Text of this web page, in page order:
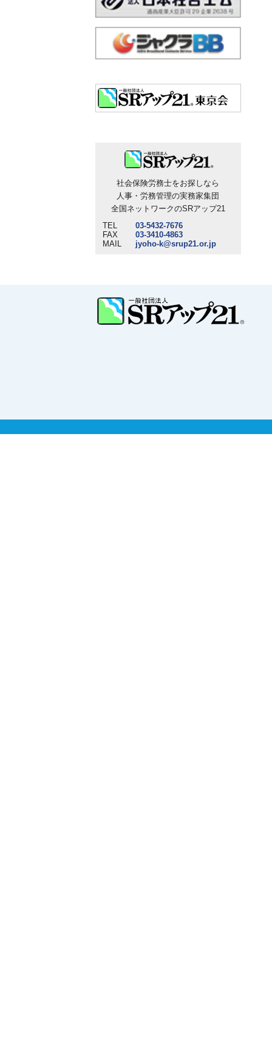
社会保険労務士をお探しなら
人事・労務管理の実務家集団
全国ネットワークのSRアップ21
TEL
03-5432-7676
FAX
03-3410-4863
MAIL
jyoho-k@srup21.or.jp